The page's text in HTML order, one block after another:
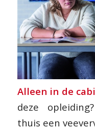
Alleen in de
deze
thuis een